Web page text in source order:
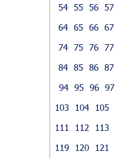
54 55 56 57
64 65 66 67
74 75 76 77
84 85 86 87
94 95 96 97
103
104 105
111
112 113
119
120 121